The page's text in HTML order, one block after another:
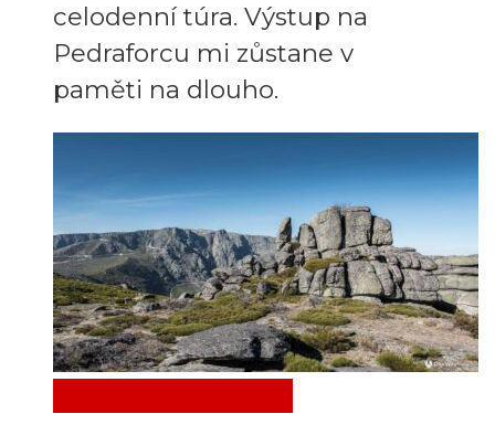
celodenní túra. Výstup na
Pedraforcu mi zůstane v
paměti na dlouho.